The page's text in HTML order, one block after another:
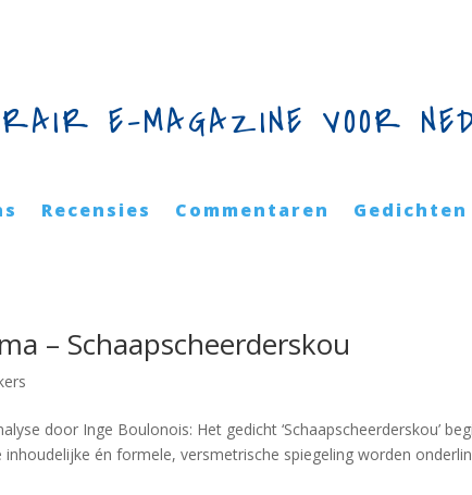
E-MAGAZINE VOOR
Recensies Commentaren Gedichten
– Schaapscheerderskou
door Inge Boulonois: Het gedicht ‘Schaapscheerderskou’
én formele, versmetrische spiegeling worden